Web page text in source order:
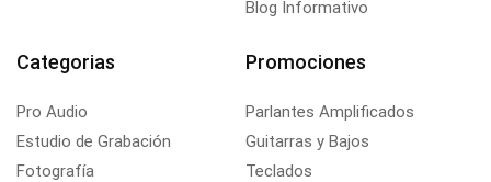
Blog Informativo
Categorias
Pro Audio
Estudio de Grabación
Fotografía
Promociones
Parlantes Amplificados
Guitarras y Bajos
Teclados